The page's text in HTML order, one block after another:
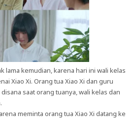
lama kemudian, karena hari ini wali kelas
Xiao Xi. Orang tua Xiao Xi dan guru
saat orang tuanya, wali kelas dan
meminta orang tua Xiao Xi datang ke